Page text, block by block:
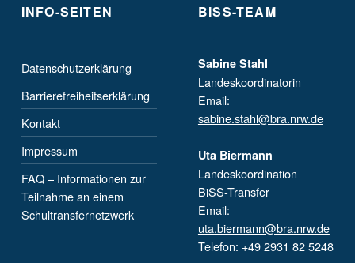
INFO-SEITEN
Datenschutzerklärung
Barrierefreiheitserklärung
Kontakt
Impressum
FAQ – Informationen zur
Teilnahme an einem
Schultransfernetzwerk
BISS-TEAM
Sabine Stahl
Landeskoordinatorin
Email:
sabine.stahl@bra.nrw.de
Uta Biermann
Landeskoordination
BiSS-Transfer
Email:
uta.biermann@bra.nrw.de
Telefon: +49 2931 82 5248